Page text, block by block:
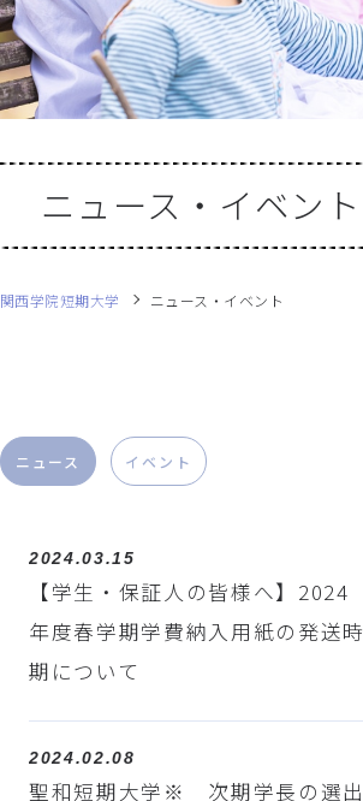
ニュース・イベント
関西学院短期大学 ニュース・イベント
ニュース イベント
2024.03.15
【学生・保証人の皆様へ】2024
年度春学期学費納入用紙の発送時
期について
2024.02.08
聖和短期大学※ 次期学長の選出